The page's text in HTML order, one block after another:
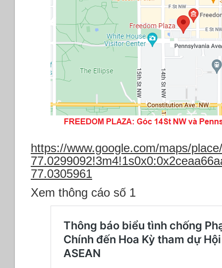
https://www.google.com/maps/
77.0305961
Xem thông cáo số 1